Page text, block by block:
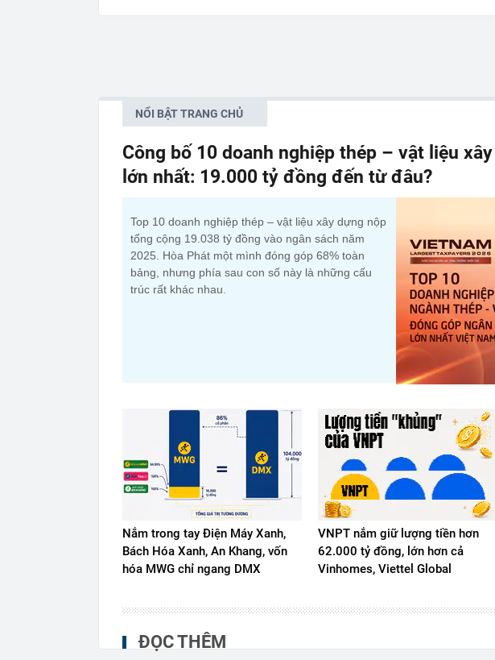
NỔI BẬT TRANG CHỦ
Công bố 10 doanh nghiệp thép – vật liệu
lớn nhất: 19.000 tỷ đồng đến từ đâu?
Top 10 doanh nghiệp thép – vật liệu xây dựng nộp
tổng cộng 19.038 tỷ đồng vào ngân sách năm
2025. Hòa Phát một mình đóng góp 68% toàn
bảng, nhưng phía sau con số này là những cấu
trúc rất khác nhau.
Nắm trong tay Điện Máy Xanh,
Bách Hóa Xanh, An Khang, vốn
hóa MWG chỉ ngang DMX
VNPT nắm giữ lượng tiền hơn
62.000 tỷ đồng, lớn hơn cả
Vinhomes, Viettel Global
ĐỌC THÊM